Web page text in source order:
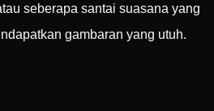
seberapa santai suasana yang
gambaran yang utuh.